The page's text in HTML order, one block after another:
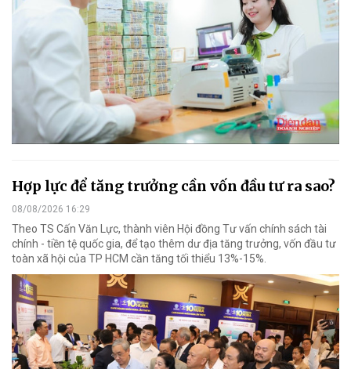
Hợp lực để tăng trưởng cần vốn đầu tư ra sao?
08/08/2026 16:29
Theo TS Cấn Văn Lực, thành viên Hội đồng Tư vấn chính sách tài
chính - tiền tệ quốc gia, để tạo thêm dư địa tăng trưởng, vốn đầu tư
toàn xã hội của TP HCM cần tăng tối thiểu 13%-15%.